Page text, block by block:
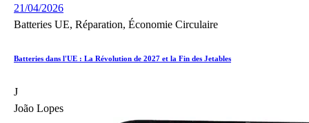
21/04/2026
Batteries UE, Réparation, Économie Circulaire
Batteries dans l'UE : La Révolution de 2027 et la Fin des Jetables
J
João Lopes